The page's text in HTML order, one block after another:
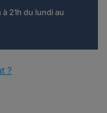
21h du lundi au
?